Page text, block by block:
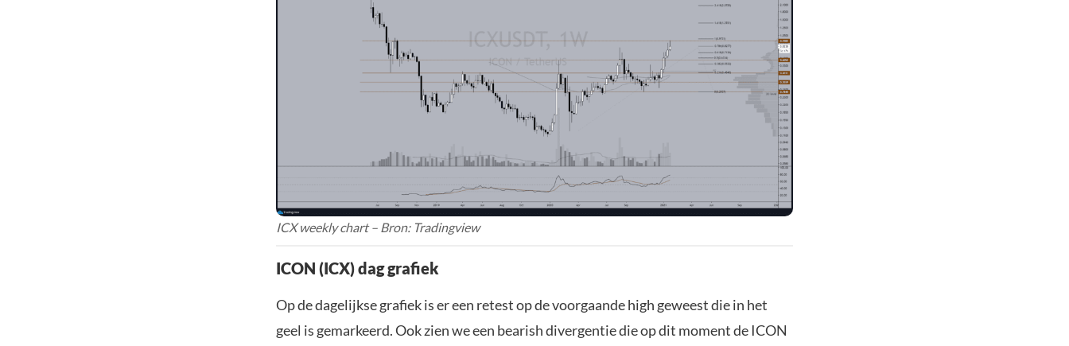
ICX weekly chart – Bron: Tradingview
ICON (ICX) dag grafiek
Op de dagelijkse grafiek is er een retest op de voorgaande high geweest die in het
geel is gemarkeerd. Ook zien we een bearish divergentie die op dit moment de ICON